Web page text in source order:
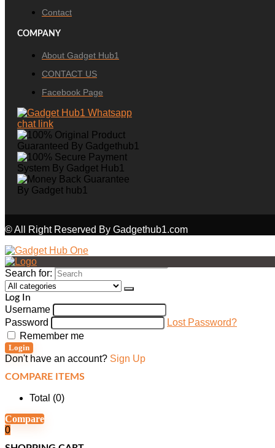
Contact
COMPANY
About Gadget Hub1
CONTACT US
Facebook Page
© All Right Reserved By Gadgethub1.com
Search for:
Log In
Username
Password
Lost Password?
Remember me
Login
Don't have an account? Sign Up
COMPARE ITEMS
Total (0)
Compare
0